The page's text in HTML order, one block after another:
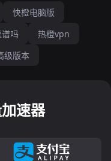
快橙电脑版
吗
热橙vpn
级版本
速器